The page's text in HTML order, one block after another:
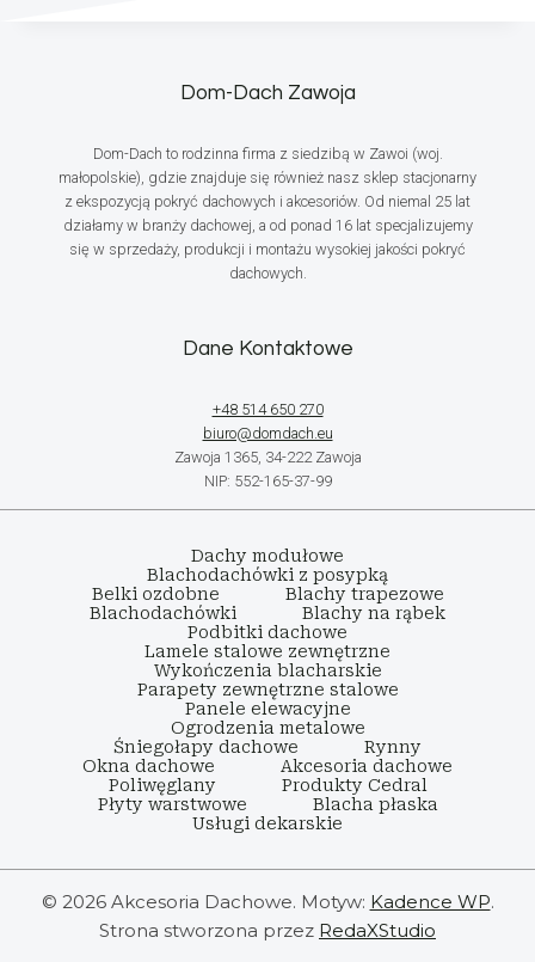
Dom-Dach Zawoja
Dom-Dach to rodzinna firma z siedzibą w Zawoi (woj.
małopolskie), gdzie znajduje się również nasz sklep stacjonarny
z ekspozycją pokryć dachowych i akcesoriów. Od niemal 25 lat
działamy w branży dachowej, a od ponad 16 lat specjalizujemy
się w sprzedaży, produkcji i montażu wysokiej jakości pokryć
dachowych.
Dane Kontaktowe
+48 514 650 270
biuro@domdach.eu
Zawoja 1365, 34-222 Zawoja
NIP: 552-165-37-99
Dachy modułowe
Blachodachówki z posypką
Belki ozdobne
Blachy trapezowe
Blachodachówki
Blachy na rąbek
Podbitki dachowe
Lamele stalowe zewnętrzne
Wykończenia blacharskie
Parapety zewnętrzne stalowe
Panele elewacyjne
Ogrodzenia metalowe
Śniegołapy dachowe
Rynny
Okna dachowe
Akcesoria dachowe
Poliwęglany
Produkty Cedral
Płyty warstwowe
Blacha płaska
Usługi dekarskie
© 2026 Akcesoria Dachowe. Motyw: Kadence WP.
Strona stworzona przez RedaXStudio